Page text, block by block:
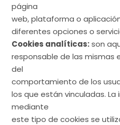
página
web, plataforma o
diferentes opciones o
Cookies analíticas:son
responsable de las mismas
del
comportamiento de los
los que están vinculadas.
mediante
este tipo de cookies se